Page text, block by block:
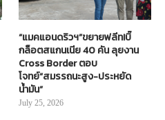
“แมคแอนดริวฯ”ขยายฟลีท!บิ๊
กล็อตสแกนเนีย 40 คัน ลุยงาน
Cross Border ตอบ
โจทย์“สมรรถนะสูง-ประหยัด
น้ำมัน”
July 25, 2026